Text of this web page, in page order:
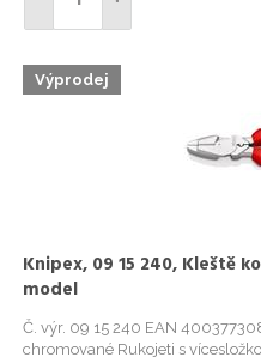
Knipex, 09 15 240, Kleště
model
Č. výr. 09 15 240 EAN
chromované Rukojeti s
Výprodej